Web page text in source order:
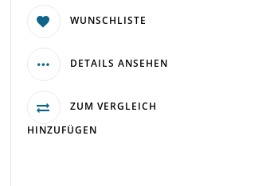
WUNSCHLISTE
DETAILS ANSEHEN
ZUM VERGLEICH
HINZUFÜGEN